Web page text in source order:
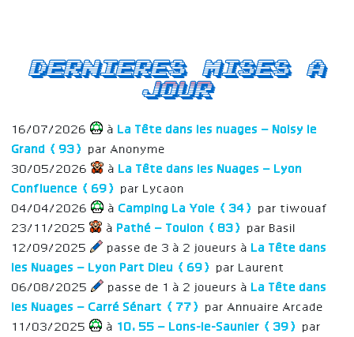
Dernieres mises a
jour
16/07/2026 à La Tête dans les nuages – Noisy le
Grand (93)
par Anonyme
30/05/2026
à La Tête dans les Nuages – Lyon
Confluence (69)
par Lycaon
04/04/2026
à Camping La Yole (34)
par tiwouaf
23/11/2025
à Pathé – Toulon (83)
par Basil
12/09/2025
passe de 3 à 2 joueurs à La Tête dans
les Nuages – Lyon Part Dieu (69)
par Laurent
06/08/2025
passe de 1 à 2 joueurs à La Tête dans
les Nuages – Carré Sénart (77)
par Annuaire Arcade
11/03/2025
à 10.55 – Lons-le-Saunier (39)
par